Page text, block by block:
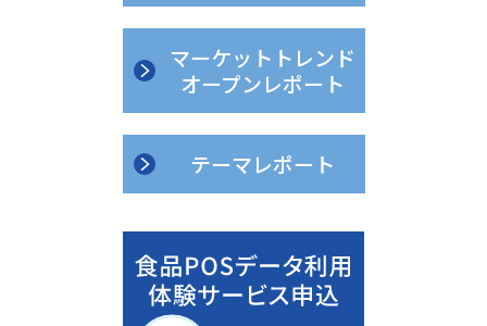
マーケットトレンド
オープンレポート
テーマレポート